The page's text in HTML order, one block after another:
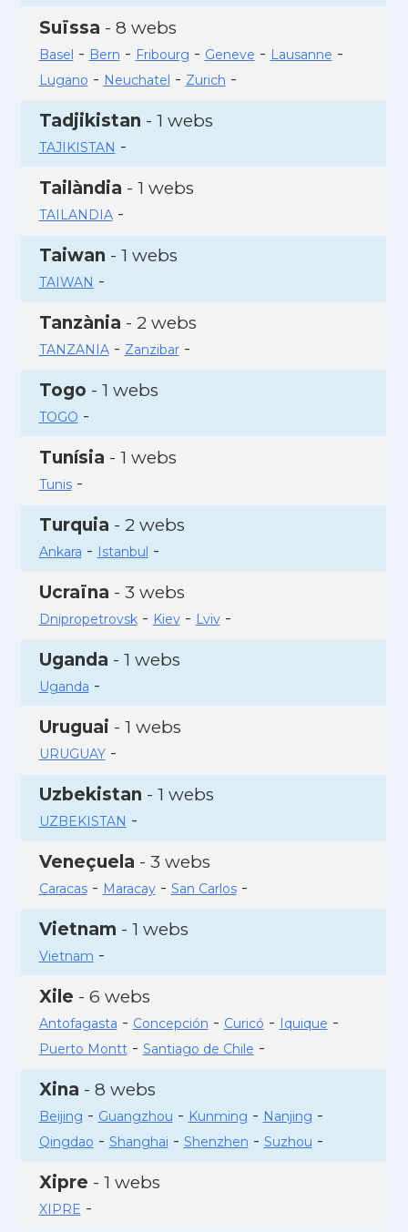
Suïssa - 8 webs
Basel - Bern - Fribourg - Geneve - Lausanne -
Lugano - Neuchatel - Zurich -
Tadjikistan - 1 webs
TAJIKISTAN -
Tailàndia - 1 webs
TAILANDIA-
Taiwan - 1 webs
TAIWAN -
Tanzània - 2 webs
TANZANIA- Zanzibar-
Togo - 1 webs
TOGO -
Tunísia - 1 webs
Tunis-
Turquia - 2 webs
Ankara - Istanbul -
Ucraïna - 3 webs
Dnipropetrovsk- Kiev- Lviv-
Uganda - 1 webs
Uganda -
Uruguai - 1 webs
URUGUAY-
Uzbekistan - 1 webs
UZBEKISTAN -
Veneçuela - 3 webs
Caracas- Maracay- San Carlos-
Vietnam - 1 webs
Vietnam -
Xile - 6 webs
Antofagasta - Concepción - Curicó - Iquique -
Puerto Montt- Santiago de Chile -
Xina - 8 webs
Beijing - Guangzhou - Kunming - Nanjing -
Qingdao - Shanghai - Shenzhen - Suzhou -
Xipre - 1 webs
XIPRE -